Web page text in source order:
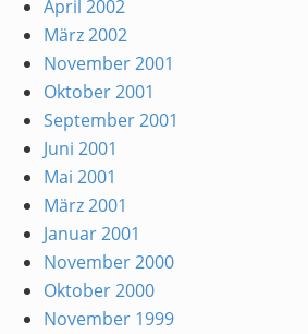
April 2002
März 2002
November 2001
Oktober 2001
September 2001
Juni 2001
Mai 2001
März 2001
Januar 2001
November 2000
Oktober 2000
November 1999